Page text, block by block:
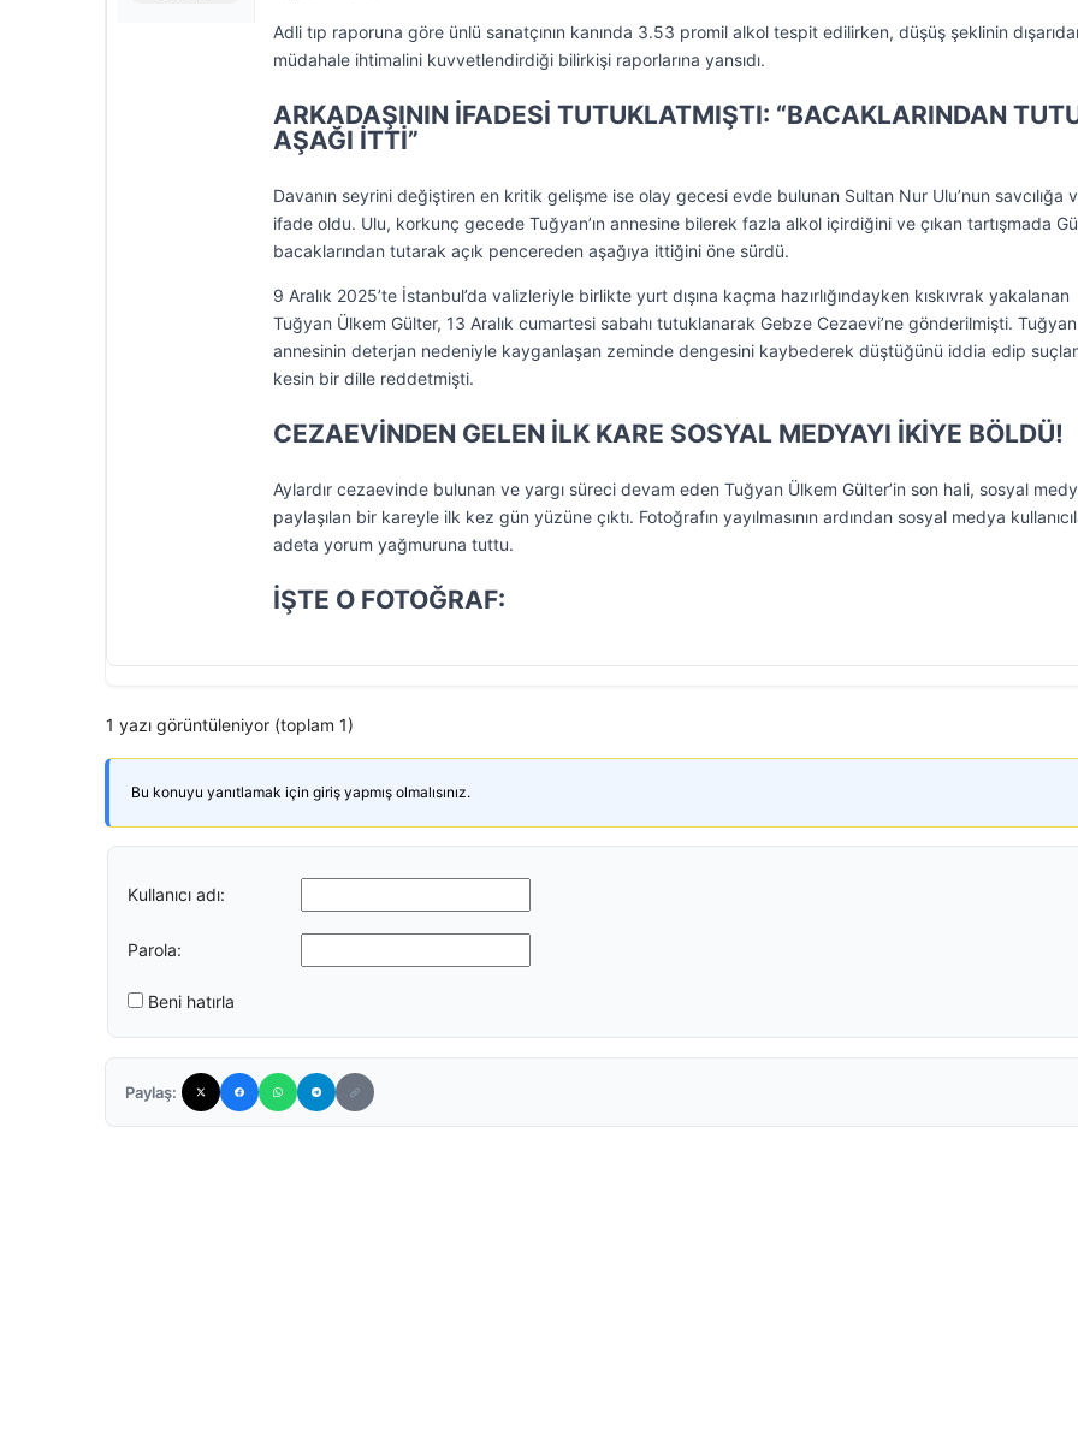
Adli tıp raporuna göre ünlü sanatçının kanında 3.53 promil alkol tespit edilirken, düşüş şeklinin
müdahale ihtimalini kuvvetlendirdiği bilirkişi raporlarına yansıdı.
ARKADAŞININ İFADESİ TUTUKLATMIŞTI: “BACAKLARINDAN
AŞAĞI İTTİ”
Davanın seyrini değiştiren en kritik gelişme ise olay gecesi evde bulunan Sultan Nur Ulu’nun savcılığa
ifade oldu. Ulu, korkunç gecede Tuğyan’ın annesine bilerek fazla alkol içirdiğini ve çıkan tartışmada
bacaklarından tutarak açık pencereden aşağıya ittiğini öne sürdü.
9 Aralık 2025’te İstanbul’da valizleriyle birlikte yurt dışına kaçma hazırlığındayken kıskıvrak yakalanan
Tuğyan Ülkem Gülter, 13 Aralık cumartesi sabahı tutuklanarak Gebze Cezaevi’ne gönderilmişti.
annesinin deterjan nedeniyle kayganlaşan zeminde dengesini kaybederek düştüğünü iddia edip
kesin bir dille reddetmişti.
CEZAEVİNDEN GELEN İLK KARE SOSYAL MEDYAYI İKİYE BÖLDÜ!
Aylardır cezaevinde bulunan ve yargı süreci devam eden Tuğyan Ülkem Gülter’in son hali, sosyal
paylaşılan bir kareyle ilk kez gün yüzüne çıktı. Fotoğrafın yayılmasının ardından sosyal medya
adeta yorum yağmuruna tuttu.
İŞTE O FOTOĞRAF:
1 yazı görüntüleniyor (toplam 1)
Bu konuyu yanıtlamak için giriş yapmış olmalısınız.
Kullanıcı adı:
Parola:
Beni hatırla
Paylaş: